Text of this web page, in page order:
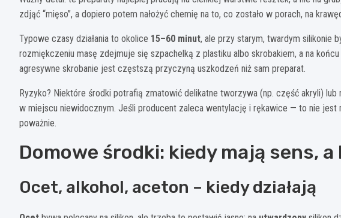
zdjąć “mięso”, a dopiero potem nałożyć chemię na to, co zostało w porach, na
Typowe czasy działania to okolice 15–60 minut, ale przy starym, twardym silikonie
rozmiękczeniu masę zdejmuje się szpachelką z plastiku albo skrobakiem, a na
agresywne skrobanie jest częstszą przyczyną uszkodzeń niż sam preparat.
Ryzyko? Niektóre środki potrafią zmatowić delikatne tworzywa (np. część akryli) lub
w miejscu niewidocznym. Jeśli producent zaleca wentylację i rękawice — to nie
poważnie.
Domowe środki: kiedy mają sens,
Ocet, alkohol, aceton – kiedy działają